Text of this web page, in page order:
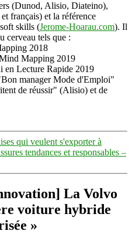
(Dunod, Alisio, Diateino),
français) et la référence
skills (Jerome-Hoarau.com). Il
cerveau tels que :
2018
Mapping 2019
en Lecture Rapide 2019
manager Mode d'Emploi"
de réussir" (Alisio) et de
qui veulent s'exporter à
tendances et responsables –
La Volvo
voiture hybride
»